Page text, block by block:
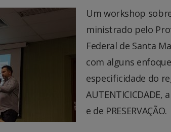
Um workshop
ministrado pelo
Federal de Santa
com alguns
especificidade do
AUTENTICICDADE,
e de PRESERVAÇÃO.